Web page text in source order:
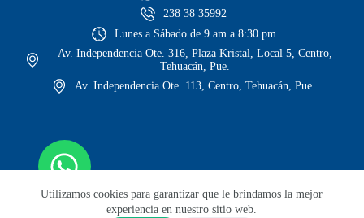
Utilizamos cookies para garantizar que le brindamos la mejor
experiencia en nuestro sitio web.
238 38 35992
Lunes a Sábado de 9 am a 8:30 pm
Av. Independencia Ote. 316, Plaza Kristal, Local 5, Centro,
Tehuacán, Pue.
Av. Independencia Ote. 113, Centro, Tehuacán, Pue.